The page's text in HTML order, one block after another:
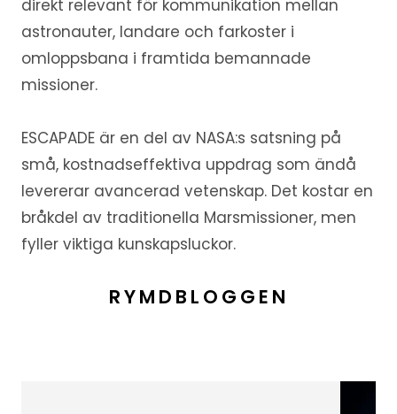
direkt relevant för kommunikation mellan
astronauter, landare och farkoster i
omloppsbana i framtida bemannade
missioner.
ESCAPADE är en del av NASA:s satsning på
små, kostnadseffektiva uppdrag som ändå
levererar avancerad vetenskap. Det kostar en
bråkdel av traditionella Marsmissioner, men
fyller viktiga kunskapsluckor.
RYMDBLOGGEN